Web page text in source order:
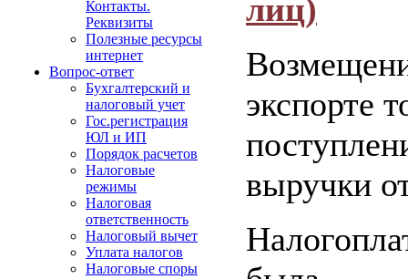
Контакты.
Реквизиты
Полезные ресурсы
интернет
Вопрос-ответ
Бухгалтерский и
налоговый учет
Гос.регистрация
ЮЛ и ИП
Порядок расчетов
Налоговые
режимы
Налоговая
ответственность
Налоговый вычет
Уплата налогов
Налоговые споры
лиц)
экспорте
выручки